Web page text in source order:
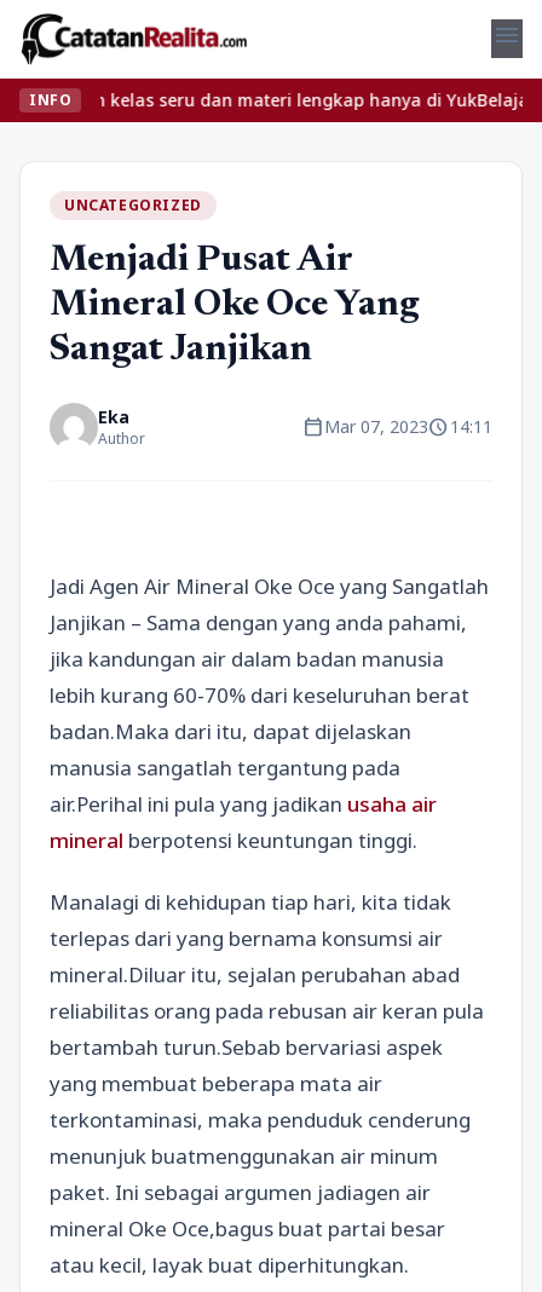
menu
INFO
kelas seru dan materi lengkap hanya di YukBelajar.com.
UNCATEGORIZED
Menjadi Pusat Air
Mineral Oke Oce Yang
Sangat Janjikan
Eka
Author calendar_todayMar 07, 2023schedule14:11
Jadi Agen Air Mineral Oke Oce yang Sangatlah
Janjikan – Sama dengan yang anda pahami,
jika kandungan air dalam badan manusia
lebih kurang 60-70% dari keseluruhan berat
badan.Maka dari itu, dapat dijelaskan
manusia sangatlah tergantung pada
air.Perihal ini pula yang jadikan usaha air
mineral berpotensi keuntungan tinggi.
Manalagi di kehidupan tiap hari, kita tidak
terlepas dari yang bernama konsumsi air
mineral.Diluar itu, sejalan perubahan abad
reliabilitas orang pada rebusan air keran pula
bertambah turun.Sebab bervariasi aspek
yang membuat beberapa mata air
terkontaminasi, maka penduduk cenderung
menunjuk buatmenggunakan air minum
paket. Ini sebagai argumen jadiagen air
mineral Oke Oce,bagus buat partai besar
atau kecil, layak buat diperhitungkan.